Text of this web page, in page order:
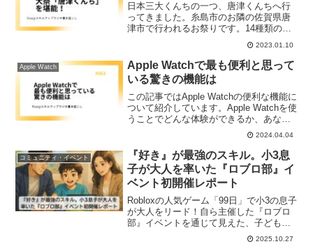
日本三大くんちの一つ、唐津くんちへ行
ってきました。糸島市のお隣の佐賀県唐
津市で行われるお祭りです。14種類の曳
山（やま）と呼ばれる、でっかくて豪華
絢爛な山車が練り歩く様子を堪能し、家
族みんなでお祭りを楽しむことができま
した。
2023.01.10
Apple Watch
Apple Watchで最も便利と思って
いる驚きの機能は
この記事ではApple Watchの便利な機能に
ついて紹介しています。Apple Watchを使
うことでどんな体験ができるか、あなた
の価値観をアップデートできるかもしれ
2024.04.04
コミュニティ・イベント
『好き』が最強のスキル。小3息
子が大人を率いた『ロブロ部』イ
ベント初開催レポート
Robloxの人気ゲーム「99日」で小3の息子
が大人をリード！自ら主催した『ロブロ
部』イベントを通じて見えた、子ども主
体の学びと成長のストーリーを紹介しま
2025.10.27